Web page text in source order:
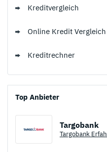
Kreditvergleich
Online Kredit Vergleich
Kreditrechner
Top Anbieter
Targobank
Targobank